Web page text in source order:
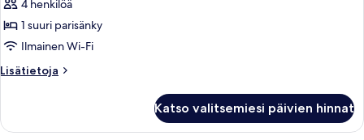
4 henkilöä
1 suuri parisänky
Ilmainen Wi-Fi
Lisätietoja
Lisätietoja
Katso valitsemiesi päivien hinnat